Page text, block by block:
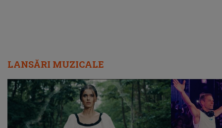
LANSĂRI MUZICALE